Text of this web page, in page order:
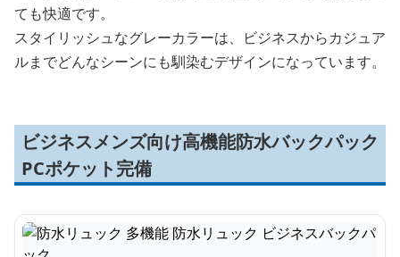
ても快適です。
スタイリッシュなグレーカラーは、ビジネスからカジュア
ルまでどんなシーンにも馴染むデザインになっています。
ビジネスメンズ向け高機能防水バックパック
PCポケット完備